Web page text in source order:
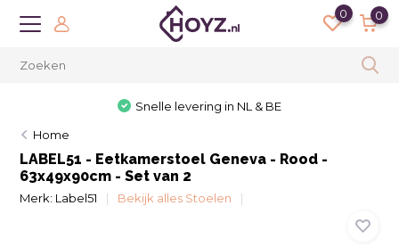
0 0
Snelle levering in NL & BE
Home
LABEL51 - Eetkamerstoel Geneva - Rood -
63x49x90cm - Set van 2
Merk: Label51 Bekijk alles Stoelen